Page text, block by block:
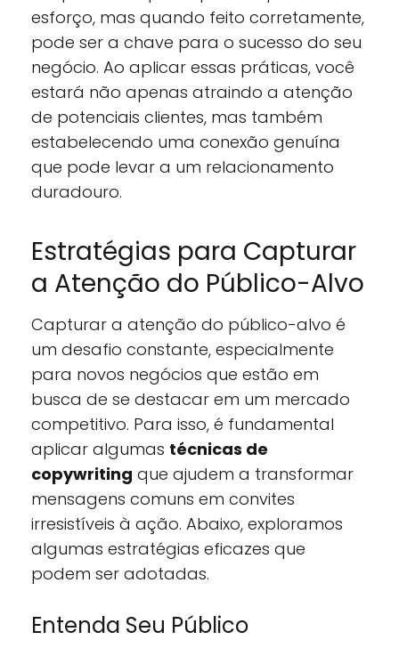
esforço, mas quando feito corretamente,
pode ser a chave para o sucesso do seu
negócio. Ao aplicar essas práticas, você
estará não apenas atraindo a atenção
de potenciais clientes, mas também
estabelecendo uma conexão genuína
que pode levar a um relacionamento
duradouro.
Estratégias para Capturar
a Atenção do Público-Alvo
Capturar a atenção do público-alvo é
um desafio constante, especialmente
para novos negócios que estão em
busca de se destacar em um mercado
competitivo. Para isso, é fundamental
aplicar algumas técnicas de
copywriting que ajudem a transformar
mensagens comuns em convites
irresistíveis à ação. Abaixo, exploramos
algumas estratégias eficazes que
podem ser adotadas.
Entenda Seu Público